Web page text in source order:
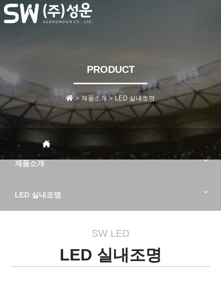
PRODUCT
> 제품소개 > LED 실내조명
제품소개
LED 실내조명
SW LED
LED 실내조명